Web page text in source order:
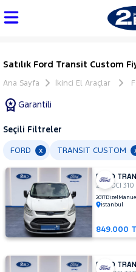
Satılık Ford Transit Custom
Ana Sayfa İkinci El Araçlar
Garantili
Tüm
Araçlar
AUDI
BMC
BMW
BYD
Seçili Filtreler
FORD x TRANSIT CUSTOM
FORD
2.2 TDCI 310
2017Dizel
İstanbul
849.000
FORD